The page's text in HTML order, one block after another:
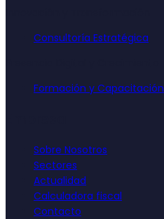
Consultoría Estratégica
Formación y Capacitación
Sobre Nosotros
Sectores
Actualidad
Calculadora fiscal
Contacto